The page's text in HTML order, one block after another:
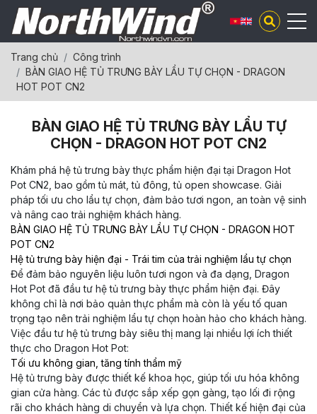
Trang chủ
Công trình
BÀN GIAO HỆ TỦ TRƯNG BÀY LẨU TỰ CHỌN - DRAGON
HOT POT CN2
BÀN GIAO HỆ TỦ TRƯNG BÀY LẨU TỰ
CHỌN - DRAGON HOT POT CN2
Khám phá hệ tủ trưng bày thực phẩm hiện đại tại Dragon Hot
Pot CN2, bao gồm tủ mát, tủ đông, tủ open showcase. Giải
pháp tối ưu cho lẩu tự chọn, đảm bảo tươi ngon, an toàn vệ sinh
và nâng cao trải nghiệm khách hàng.
BÀN GIAO HỆ TỦ TRƯNG BÀY LẨU TỰ CHỌN - DRAGON HOT
POT CN2
Hệ tủ trưng bày hiện đại - Trái tim của trải nghiệm lẩu tự chọn
Để đảm bảo nguyên liệu luôn tươi ngon và đa dạng, Dragon
Hot Pot đã đầu tư hệ tủ trưng bày thực phẩm hiện đại. Đây
không chỉ là nơi bảo quản thực phẩm mà còn là yếu tố quan
trọng tạo nên trải nghiệm lẩu tự chọn hoàn hảo cho khách hàng.
Việc đầu tư hệ tủ trưng bày siêu thị mang lại nhiều lợi ích thiết
thực cho Dragon Hot Pot:
Tối ưu không gian, tăng tính thẩm mỹ
Hệ tủ trưng bày được thiết kế khoa học, giúp tối ưu hóa không
gian cửa hàng. Các tủ được sắp xếp gọn gàng, tạo lối đi rộng
rãi cho khách hàng di chuyển và lựa chọn. Thiết kế hiện đại của